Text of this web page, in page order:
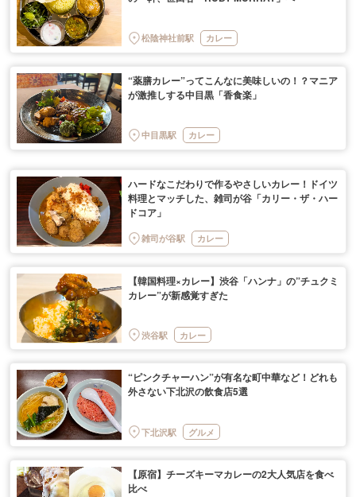
松陰神社前駅 カレー
“薬膳カレー”ってこんなに美味しいの！？マニア
が激推しする中目黒「香食楽」
中目黒駅 カレー
ハードなこだわりで作るやさしいカレー！ドイツ
料理とマッチした、雑司が谷「カリー・ザ・ハー
ドコア」
雑司が谷駅 カレー
【韓国料理×カレー】渋谷「ハンナ」の”チュクミ
カレー”が新感覚すぎた
渋谷駅 カレー
“ピンクチャーハン”が有名な町中華など！どれも
外さない下北沢の飲食店5選
下北沢駅 グルメ
【原宿】チーズキーマカレーの2大人気店を食べ
比べ